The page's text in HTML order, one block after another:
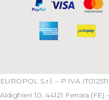
EUROPOL S.r.l. – P.IVA
Aldighieri 10, 44121 Ferrara